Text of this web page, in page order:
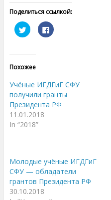
Поделиться ссылкой:
Н
а
и
е
,
т
о
б
ы
п
о
д
е
л
я
н
а
w
t
Н
а
е
с
ь
,
ч
л
и
т
ь
с
Похожее
Учёные ИГДГиГ СФУ
получили гранты
Президента РФ
11.01.2018
In “2018”
Молодые учёные ИГДГиГ
СФУ — обладатели
грантов Президента РФ
30.10.2018